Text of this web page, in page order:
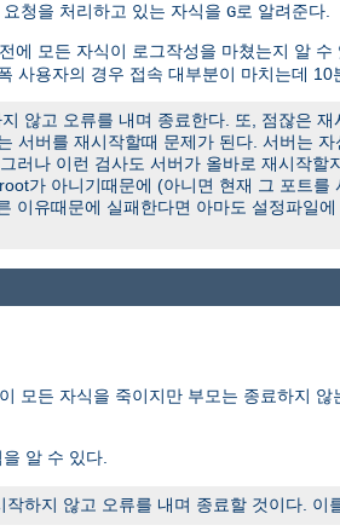
청을 처리하고 있는 자식을 G로 알려준다.
에 모든 자식이 로그작성을 마쳤는지 알 수
사용자의 경우 접속 대부분이 마치는데
않고 오류를 내며 종료한다. 또, 점잖은
서버를 재시작할때 문제가 된다. 서버는
러나 이런 검사도 서버가 올바로 재시작
가 아니기때문에 (아니면 현재 그 포트를
이유때문에 실패한다면 아마도 설정파일
모든 자식을 죽이지만 부모는 종료하지
알 수 있다.
하지 않고 오류를 내며 종료할 것이다. 이